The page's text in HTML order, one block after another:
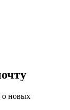
о новых